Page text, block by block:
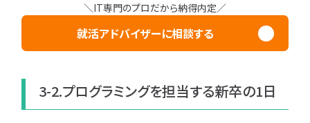
＼IT専門のプロだから納得内定／
就活アドバイザーに相談する
3-2.プログラミングを担当する新卒の1日